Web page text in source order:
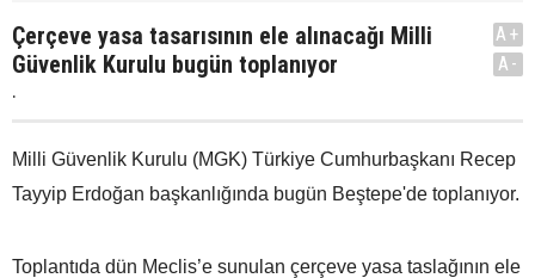
Çerçeve yasa tasarısının ele alınacağı Milli
Güvenlik Kurulu bugün toplanıyor
.
A+
A-
Milli Güvenlik Kurulu (MGK) Türkiye Cumhurbaşkanı Recep
Tayyip Erdoğan başkanlığında bugün Beştepe'de toplanıyor.
Toplantıda dün Meclis’e sunulan çerçeve yasa taslağının ele